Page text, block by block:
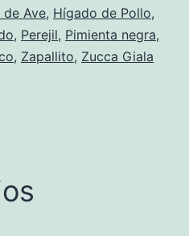
de Ave, Hígado de Pollo,
, Perejil, Pimienta negra,
, Zapallito, Zucca Giala